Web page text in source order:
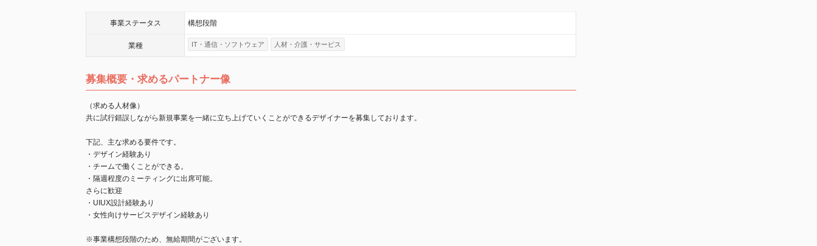
事業ステータス 構想段階
業種 IT・通信・ソフトウェア 人材・介護・サービス
募集概要・求めるパートナー像
（求める人材像）
共に試行錯誤しながら新規事業を一緒に立ち上げていくことができるデザイナーを募集しております。
下記、主な求める要件です。
・デザイン経験あり
・チームで働くことができる。
・隔週程度のミーティングに出席可能。
さらに歓迎
・UIUX設計経験あり
・女性向けサービスデザイン経験あり
※事業構想段階のため、無給期間がございます。